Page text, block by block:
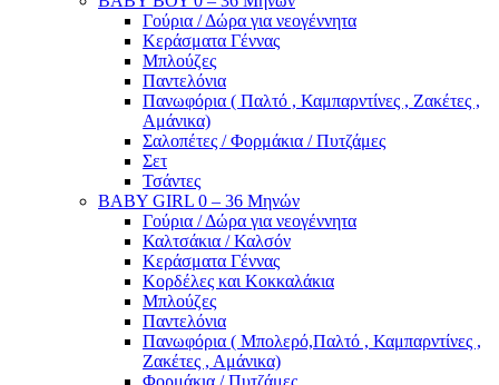
Γούρια / Δώρα για νεογέννητα
Κεράσματα Γέννας
Μπλούζες
Παντελόνια
Πανωφόρια ( Παλτό , Καμπαρντίνες , Ζακέτες ,
Αμάνικα)
Σαλοπέτες / Φορμάκια / Πυτζάμες
Σετ
Τσάντες
BABY GIRL 0 – 36 Μηνών
Γούρια / Δώρα για νεογέννητα
Καλτσάκια / Καλσόν
Κεράσματα Γέννας
Κορδέλες και Κοκκαλάκια
Μπλούζες
Παντελόνια
Πανωφόρια ( Μπολερό,Παλτό , Καμπαρντίνες ,
Ζακέτες , Αμάνικα)